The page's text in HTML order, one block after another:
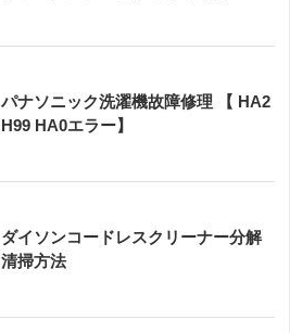
パナソニック洗濯機故障修理 【 HA2
H99 HA0エラー】
ダイソンコードレスクリーナー分解
清掃方法